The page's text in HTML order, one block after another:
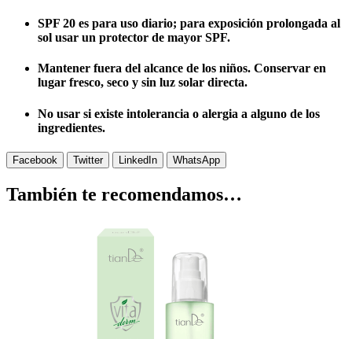
SPF 20 es para uso diario; para exposición prolongada al
sol usar un protector de mayor SPF.
Mantener fuera del alcance de los niños. Conservar en
lugar fresco, seco y sin luz solar directa.
No usar si existe intolerancia o alergia a alguno de los
ingredientes.
Facebook Twitter LinkedIn WhatsApp
También te recomendamos…